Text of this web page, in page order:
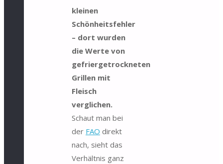
kleinen
Schönheitsfehler
– dort wurden
die Werte von
gefriergetrockneten
Grillen mit
Fleisch
verglichen.
Schaut man bei
der FAO direkt
nach, sieht das
Verhältnis ganz